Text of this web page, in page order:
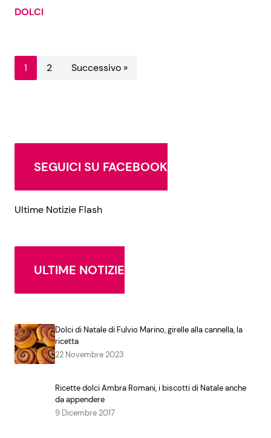
DOLCI
1 2 Successivo »
SEGUICI SU FACEBOOK
Ultime Notizie Flash
ULTIME NOTIZIE
Dolci di Natale di Fulvio Marino, girelle alla cannella, la
ricetta
22 Novembre 2023
Ricette dolci Ambra Romani, i biscotti di Natale anche
da appendere
9 Dicembre 2017